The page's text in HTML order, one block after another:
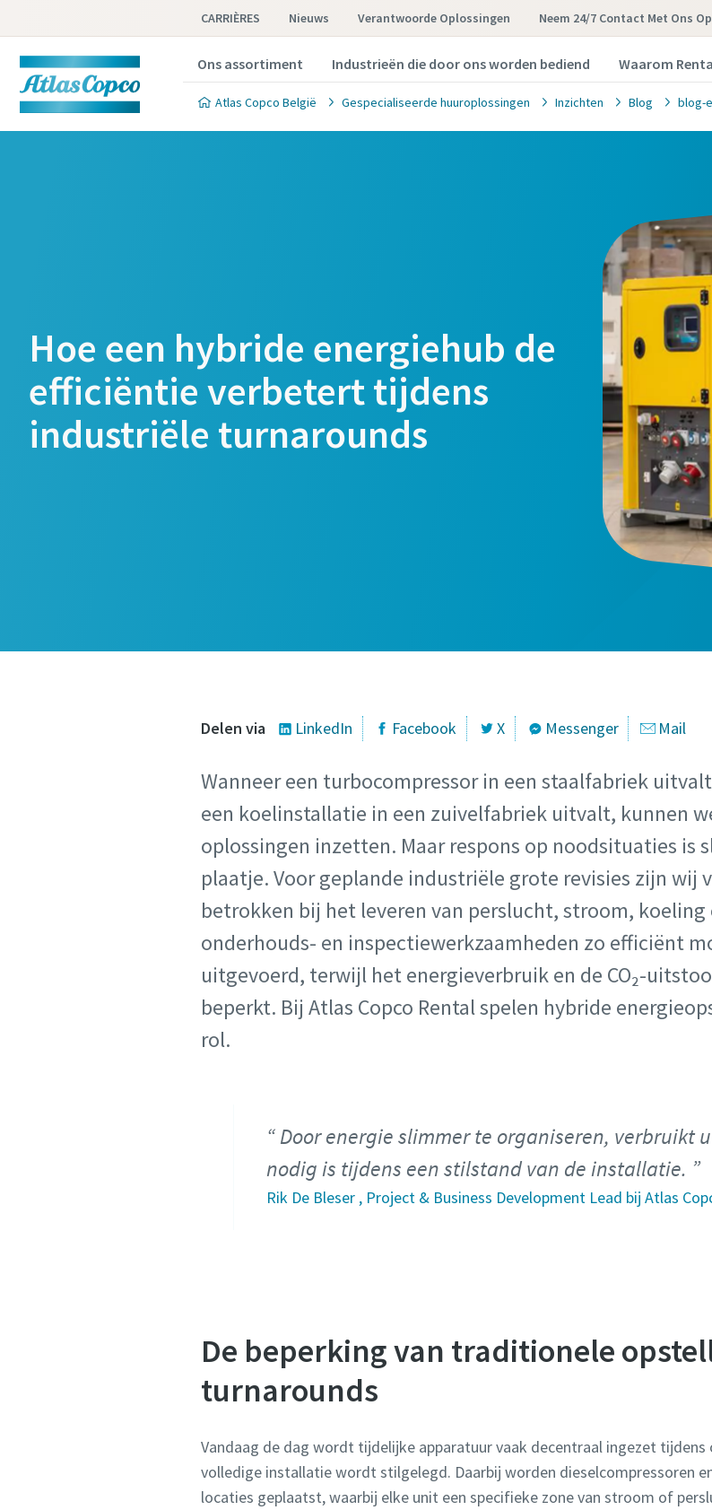
CARRIÈRES Nieuws Verantwoorde Oplossingen Neem 24/7 Contact Met Ons Op
Ons assortiment Industrieën die door ons worden bediend Waarom
Atlas Copco België Gespecialiseerde huuroplossingen Inzichten Blog blog-
Hoe een hybride energiehub de
efficiëntie verbetert tijdens
industriële turnarounds
Delen via LinkedIn Facebook X Messenger Mail
Wanneer een turbocompressor in een staalfabriek
een koelinstallatie in een zuivelfabriek uitvalt, kunnen
oplossingen inzetten. Maar respons op noodsituaties is
plaatje. Voor geplande industriële grote revisies zijn wij
betrokken bij het leveren van perslucht, stroom, koeling
onderhouds- en inspectiewerkzaamheden zo efficiënt
uitgevoerd, terwijl het energieverbruik en de CO₂-
beperkt. Bij Atlas Copco Rental spelen hybride
rol.
Door energie slimmer te organiseren, verbruikt
nodig is tijdens een stilstand van de installatie.
Rik De Bleser , Project & Business Development Lead bij Atlas
De beperking van traditionele
turnarounds
Vandaag de dag wordt tijdelijke apparatuur vaak decentraal ingezet
volledige installatie wordt stilgelegd. Daarbij worden dieselcompressoren
locaties geplaatst, waarbij elke unit een specifieke zone van stroom of